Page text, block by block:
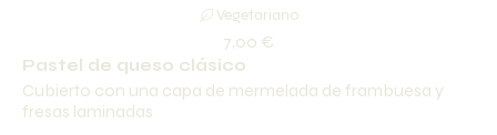
7,00 €
Vegetariano
Pastel de queso clásico
Cubierto con una capa de mermelada de frambuesa y
fresas laminadas